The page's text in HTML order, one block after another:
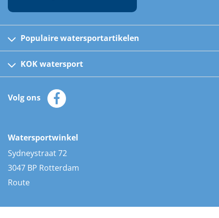
Populaire watersportartikelen
Kinder reddingsvesten
Automatische reddingsvesten
Zeilkleding
Zonnepanelen
AIS transponders
Stootwillen en fenders
Bootkussens
Zwemtrappen
KOK watersport
Klantenservice
Merken
Volg ons
Watersportwinkel
Sydneystraat 72
3047 BP Rotterdam
Route